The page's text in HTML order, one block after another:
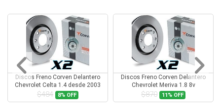
Discos Freno Corven Delantero
Chevrolet Celta 1.4 desde 2003
$484 8% OFF
Discos Freno Corven Delantero
Chevrolet Meriva 1.8 8v
$870 11% OFF